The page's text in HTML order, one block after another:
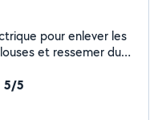
pour enlever les
et ressemer du
5/5